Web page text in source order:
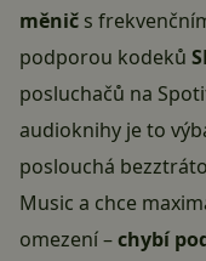
měnič s
podporou kodeků
posluchačů na
audioknihy je to
poslouchá
Music a chce
omezení –chybí